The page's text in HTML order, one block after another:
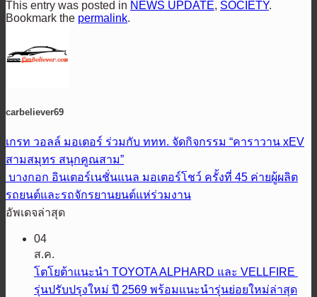
This entry was posted in NEWS UPDATE, SOCIETY.
Bookmark the permalink.
carbeliever69
เกรท วอลล์ มอเตอร์ ร่วมกับ ททท. จัดกิจกรรม “คาราวาน xEV
สามสมุทร สนุกคูณสาม”
บางกอก อินเตอร์เนชั่นแนล มอเตอร์โชว์ ครั้งที่ 45 ค่ายผู้ผลิต
รถยนต์และรถจักรยานยนต์แห่ร่วมงาน
อัพเดจล่าสุด
04
ส.ค.
โตโยต้าแนะนำ TOYOTA ALPHARD และ VELLFIRE
รุ่นปรับปรุงใหม่ ปี 2569 พร้อมแนะนำรุ่นย่อยใหม่ล่าสุด